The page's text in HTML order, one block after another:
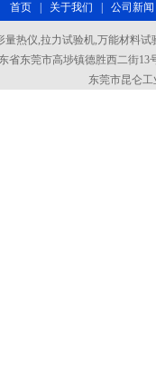
首页| 关于我们 公司新闻
热仪,拉力试验机,万能材料
省东莞市高埗镇德胜西二街13
东莞市昆仑